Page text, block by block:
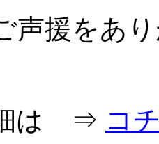
声援をあ
は ⇒ コ